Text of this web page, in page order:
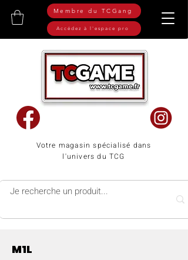
Votre magasin spécialisé dans
l'univers du TCG
Membre du TCGang
Accédez à l'espace pro
M1L